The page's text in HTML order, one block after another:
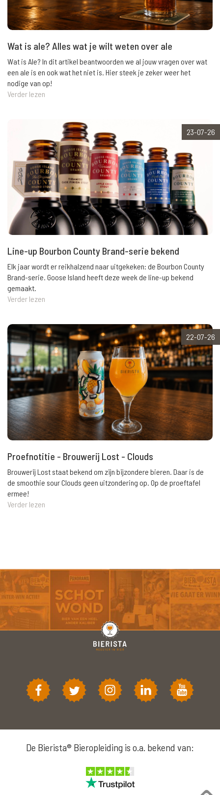
Wat is ale? Alles wat je wilt weten over ale
Wat is Ale? In dit artikel beantwoorden we al jouw vragen over wat
een ale is en ook wat het niet is. Hier steek je zeker weer het
nodige van op!
Verder lezen
23-07-26
Line-up Bourbon County Brand-serie bekend
Elk jaar wordt er reikhalzend naar uitgekeken: de Bourbon County
Brand-serie. Goose Island heeft deze week de line-up bekend
gemaakt.
Verder lezen
22-07-26
Proefnotitie - Brouwerij Lost - Clouds
Brouwerij Lost staat bekend om zijn bijzondere bieren. Daar is de
de smoothie sour Clouds geen uitzondering op. Op de proeftafel
ermee!
Verder lezen
De Bierista® Bieropleiding is o.a. bekend van: